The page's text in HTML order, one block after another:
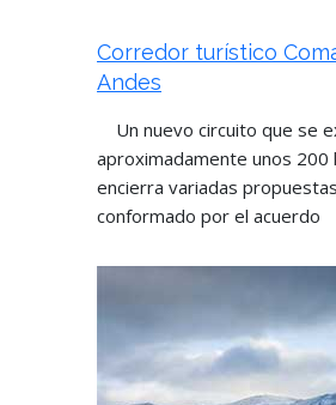
Corredor turístico
Andes
Un nuevo circuito que se
aproximadamente unos
encierra variadas
conformado por el acuerdo